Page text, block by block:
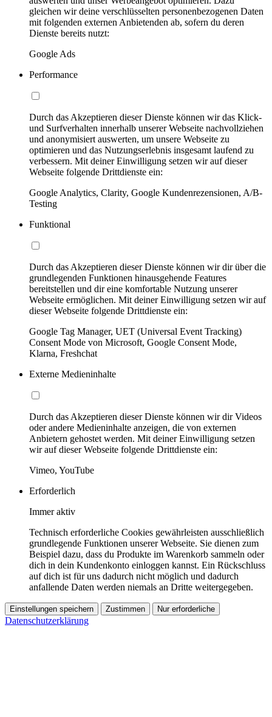
gleichen wir deine verschlüsselten personenbezogenen Daten
mit folgenden externen Anbietenden ab, sofern du deren
Dienste bereits nutzt:
Google Ads
Performance
Durch das Akzeptieren dieser Dienste können wir das Klick-
und Surfverhalten innerhalb unserer Webseite nachvollziehen
und anonymisiert auswerten, um unsere Webseite zu
optimieren und das Nutzungserlebnis insgesamt laufend zu
verbessern. Mit deiner Einwilligung setzen wir auf dieser
Webseite folgende Drittdienste ein:
Google Analytics, Clarity, Google Kundenrezensionen, A/B-
Testing
Funktional
Durch das Akzeptieren dieser Dienste können wir dir über die
grundlegenden Funktionen hinausgehende Features
bereitstellen und dir eine komfortable Nutzung unserer
Webseite ermöglichen. Mit deiner Einwilligung setzen wir auf
dieser Webseite folgende Drittdienste ein:
Google Tag Manager, UET (Universal Event Tracking)
Consent Mode von Microsoft, Google Consent Mode,
Klarna, Freshchat
Externe Medieninhalte
Durch das Akzeptieren dieser Dienste können wir dir Videos
oder andere Medieninhalte anzeigen, die von externen
Anbietern gehostet werden. Mit deiner Einwilligung setzen
wir auf dieser Webseite folgende Drittdienste ein:
Vimeo, YouTube
Erforderlich
Immer aktiv
Technisch erforderliche Cookies gewährleisten ausschließlich
grundlegende Funktionen unserer Webseite. Sie dienen zum
Beispiel dazu, dass du Produkte im Warenkorb sammeln oder
dich in dein Kundenkonto einloggen kannst. Ein Rückschluss
auf dich ist für uns dadurch nicht möglich und dadurch
anfallende Daten werden niemals an Dritte weitergegeben.
Einstellungen speichern Zustimmen Nur erforderliche
Datenschutzerklärung